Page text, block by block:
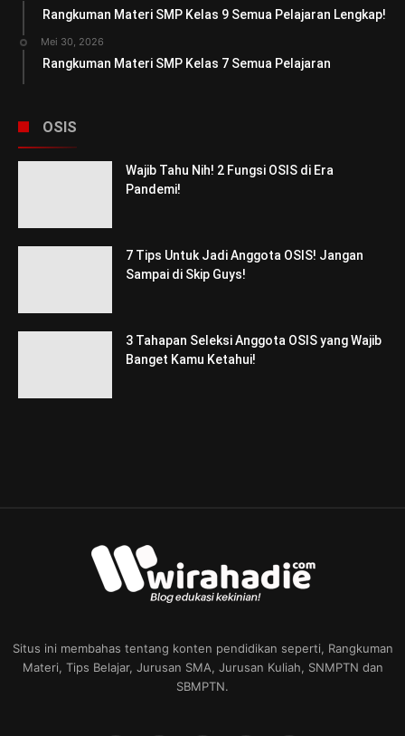
Rangkuman Materi SMP Kelas 9 Semua Pelajaran Lengkap!
Mei 30, 2026
Rangkuman Materi SMP Kelas 7 Semua Pelajaran
OSIS
Wajib Tahu Nih! 2 Fungsi OSIS di Era
Pandemi!
7 Tips Untuk Jadi Anggota OSIS! Jangan
Sampai di Skip Guys!
3 Tahapan Seleksi Anggota OSIS yang Wajib
Banget Kamu Ketahui!
Situs ini membahas tentang konten pendidikan seperti, Rangkuman
Materi, Tips Belajar, Jurusan SMA, Jurusan Kuliah, SNMPTN dan
SBMPTN.